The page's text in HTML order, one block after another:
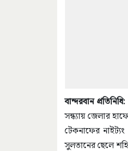
বান্দরবান প্রতিনিধি:
সন্ধ্যায় জেলার
টেকনাফের
সুলতানের ছেলে